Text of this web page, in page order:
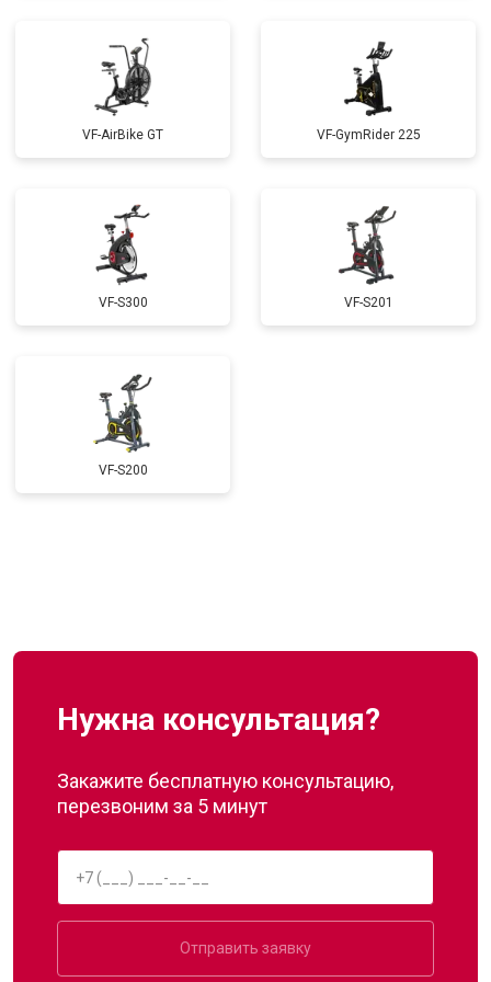
VF-AirBike GT VF-GymRider 225
VF-S300 VF-S201
VF-S200
Нужна консультация?
Закажите бесплатную консультацию,
перезвоним за 5 минут
Отправить заявку